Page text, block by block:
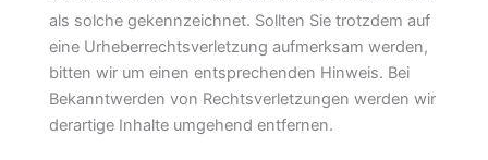
als solche gekennzeichnet. Sollten Sie trotzdem auf
eine Urheberrechtsverletzung aufmerksam werden,
bitten wir um einen entsprechenden Hinweis. Bei
Bekanntwerden von Rechtsverletzungen werden wir
derartige Inhalte umgehend entfernen.